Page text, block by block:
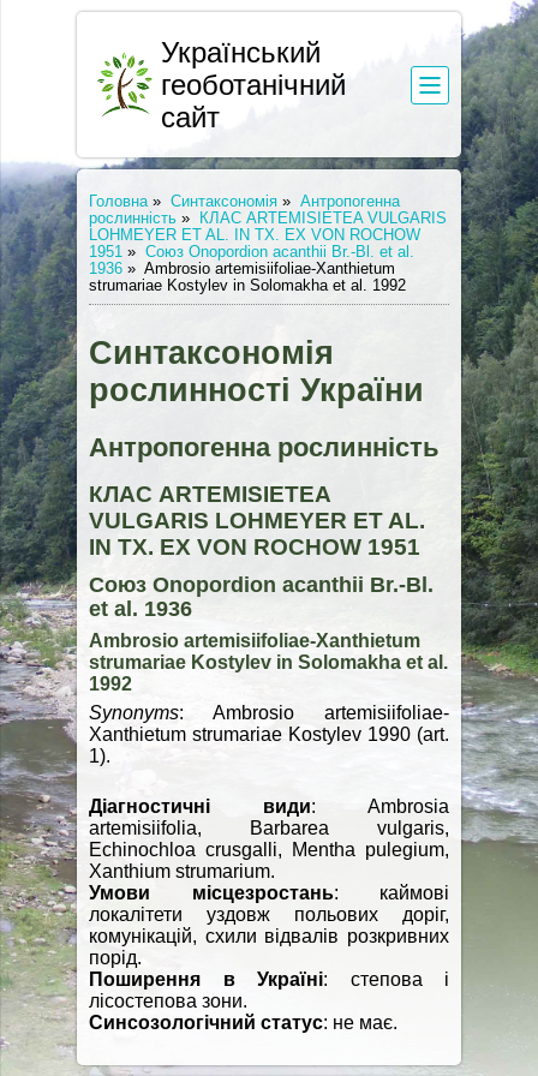
Український
геоботанічний
сайт
Головна » Синтаксономія » Антропогенна
рослинність »
КЛАС ARTEMISIETEA VULGARIS
LOHMEYER ET AL. IN TX. EX VON ROCHOW
1951 » Союз Onopordion acanthii Br.-Bl. et al.
1936 » Ambrosio artemisiifoliae-Xanthietum
strumariae Kostylev in Solomakha et al. 1992
Синтаксономія
рослинності України
Антропогенна рослинність
КЛАС ARTEMISIETEA
VULGARIS LOHMEYER ET AL.
IN TX. EX VON ROCHOW 1951
Союз Onopordion acanthii Br.-Bl.
et al. 1936
Ambrosio artemisiifoliae-Xanthietum
strumariae Kostylev in Solomakha et al.
1992
Synonyms: Ambrosio artemisiifoliae-
Xanthietum strumariae Kostylev 1990 (art.
1).
Діагностичні види: Ambrosia
artemisiifolia, Barbarea vulgaris,
Echinochloa crusgalli, Mentha pulegium,
Xanthium strumarium.
Умови місцезростань: каймові
локалітети уздовж польових доріг,
комунікацій, схили відвалів розкривних
порід.
Поширення в Україні: степова і
лісостепова зони.
Синсозологічний статус: не має.